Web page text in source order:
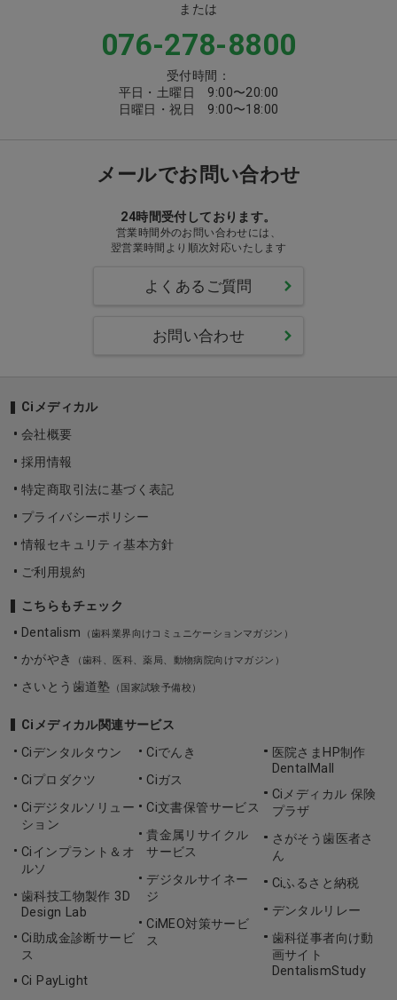
または
076-278-8800
受付時間：
平日・土曜日 9:00〜20:00
日曜日・祝日 9:00〜18:00
メールでお問い合わせ
24時間受付しております。
営業時間外のお問い合わせには、
翌営業時間より順次対応いたします
よくあるご質問
お問い合わせ
Ciメディカル
会社概要
採用情報
特定商取引法に基づく表記
プライバシーポリシー
情報セキュリティ基本方針
ご利用規約
こちらもチェック
Dentalism
（歯科業界向けコミュニケーションマガジン）
かがやき （歯科、医科、薬局、動物病院向けマガジン）
さいとう歯道塾 （国家試験予備校）
Ciメディカル関連サービス
Ciデンタルタウン
Ciプロダクツ
Ciデジタルソリュー
ション
Ciインプラント＆オ
ルソ
歯科技工物製作 3D
Design Lab
Ci助成金診断サービ
ス
Ci PayLight
Ciでんき
Ciガス
Ci文書保管サービス
貴金属リサイクル
サービス
デジタルサイネー
ジ
CiMEO対策サービ
ス
医院さまHP制作
DentalMall
Ciメディカル 保険
プラザ
さがそう歯医者さ
ん
Ciふるさと納税
デンタルリレー
歯科従事者向け動
画サイト
DentalismStudy